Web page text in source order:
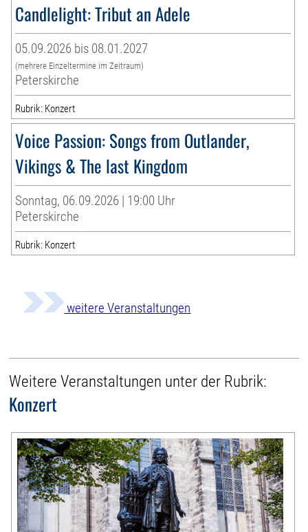
Candlelight: Tribut an Adele
05.09.2026 bis 08.01.2027
(mehrere Einzeltermine im Zeitraum)
Peterskirche
Rubrik: Konzert
Voice Passion: Songs from Outlander,
Vikings & The last Kingdom
Sonntag, 06.09.2026 | 19:00 Uhr
Peterskirche
Rubrik: Konzert
weitere Veranstaltungen
Weitere Veranstaltungen unter der Rubrik:
Konzert